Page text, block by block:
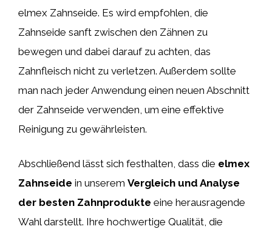
elmex Zahnseide. Es wird empfohlen, die
Zahnseide sanft zwischen den Zähnen zu
bewegen und dabei darauf zu achten, das
Zahnfleisch nicht zu verletzen. Außerdem sollte
man nach jeder Anwendung einen neuen Abschnitt
der Zahnseide verwenden, um eine effektive
Reinigung zu gewährleisten.
Abschließend lässt sich festhalten, dass die elmex
Zahnseide in unserem Vergleich und Analyse
der besten Zahnprodukte eine herausragende
Wahl darstellt. Ihre hochwertige Qualität, die